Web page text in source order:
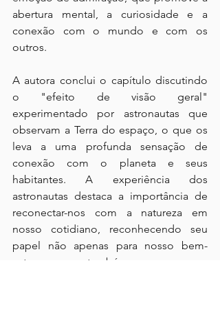
abertura mental, a curiosidade e a
conexão com o mundo e com os
outros.
A autora conclui o capítulo discutindo
o "efeito de visão geral"
experimentado por astronautas que
observam a Terra do espaço, o que os
leva a uma profunda sensação de
conexão com o planeta e seus
habitantes. A experiência dos
astronautas destaca a importância de
reconectar-nos com a natureza em
nosso cotidiano, reconhecendo seu
papel não apenas para nosso bem-
estar, mas também para nossa